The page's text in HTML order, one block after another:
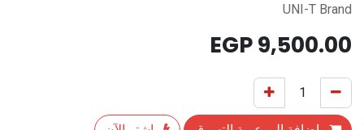
UNI-T Brand
9,500.00